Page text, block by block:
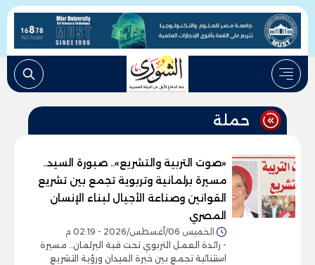
حملة
«صوت التربية والتشريع».. صبورة السيد..
مسيرة برلمانية وتربوية تجمع بين تشريع
القوانين وصناعة الأجيال لبناء الإنسان
المصري
الخميس 06/أغسطس/2026 - 02:19 م
- رائدة العمل التربوي تحت قبة البرلمان.. مسيرة
استثنائية تجمع بين خبرة الميدان ورؤية التشريع